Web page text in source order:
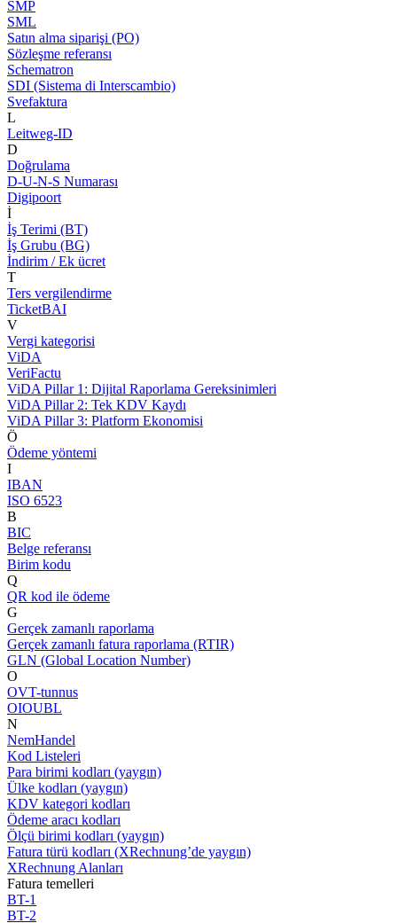
SMP
SML
Satın alma siparişi (PO)
Sözleşme referansı
Schematron
SDI (Sistema di Interscambio)
Svefaktura
L
Leitweg-ID
D
Doğrulama
D-U-N-S Numarası
Digipoort
İ
İş Terimi (BT)
İş Grubu (BG)
İndirim / Ek ücret
T
Ters vergilendirme
TicketBAI
V
Vergi kategorisi
ViDA
VeriFactu
ViDA Pillar 1: Dijital Raporlama Gereksinimleri
ViDA Pillar 2: Tek KDV Kaydı
ViDA Pillar 3: Platform Ekonomisi
Ö
Ödeme yöntemi
I
IBAN
ISO 6523
B
BIC
Belge referansı
Birim kodu
Q
QR kod ile ödeme
G
Gerçek zamanlı raporlama
Gerçek zamanlı fatura raporlama (RTIR)
GLN (Global Location Number)
O
OVT-tunnus
OIOUBL
N
NemHandel
Kod Listeleri
Para birimi kodları (yaygın)
Ülke kodları (yaygın)
KDV kategori kodları
Ödeme aracı kodları
Ölçü birimi kodları (yaygın)
Fatura türü kodları (XRechnung’de yaygın)
XRechnung Alanları
Fatura temelleri
BT-1
BT-2